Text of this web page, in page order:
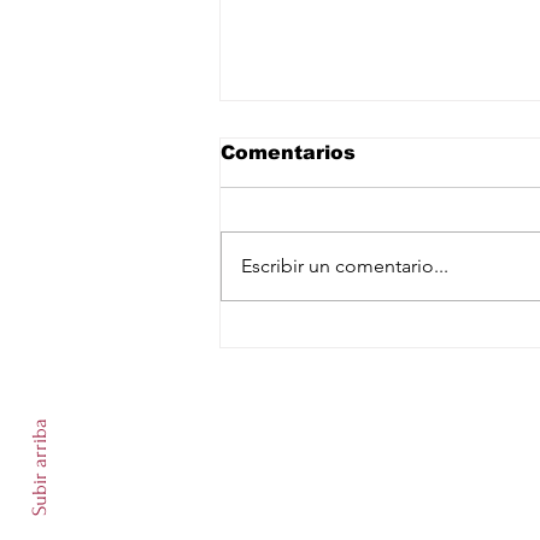
Comentarios
Escribir un comentario...
Subir arriba